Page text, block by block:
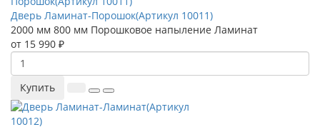
Дверь Ламинат-Порошок(Артикул 10011)
2000 мм 800 мм Порошковое напыление Ламинат
от 15 990 ₽
Купить